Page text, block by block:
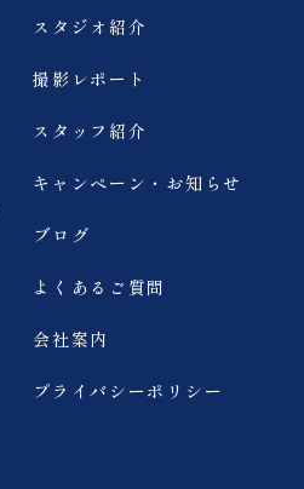
スタジオ紹介
撮影レポート
スタッフ紹介
キャンペーン・お知らせ
ブログ
よくあるご質問
会社案内
プライバシーポリシー